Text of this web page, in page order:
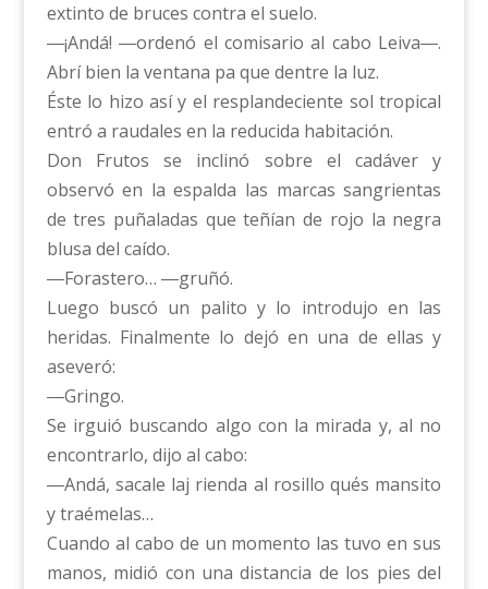
extinto de bruces contra el suelo.
―¡Andá! ―ordenó el comisario al cabo Leiva―.
Abrí bien la ventana pa que dentre la luz.
Éste lo hizo así y el resplandeciente sol tropical
entró a raudales en la reducida habitación.
Don Frutos se inclinó sobre el cadáver y
observó en la espalda las marcas sangrientas
de tres puñaladas que teñían de rojo la negra
blusa del caído.
―Forastero… ―gruñó.
Luego buscó un palito y lo introdujo en las
heridas. Finalmente lo dejó en una de ellas y
aseveró:
―Gringo.
Se irguió buscando algo con la mirada y, al no
encontrarlo, dijo al cabo:
―Andá, sacale laj rienda al rosillo qu΄es mansito
y traémelas…
Cuando al cabo de un momento las tuvo en sus
manos, midió con una distancia de los pies del